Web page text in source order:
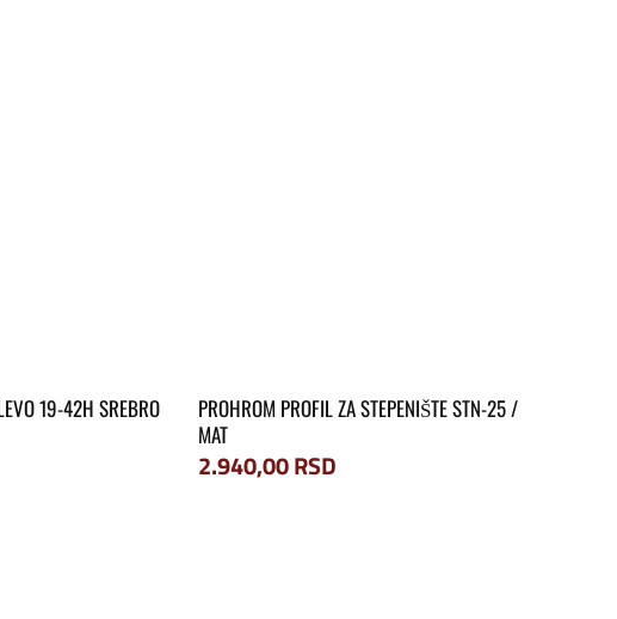
19-42H SREBRO
PROHROM PROFIL ZA STEPENIŠTE STN-25 /
MAT
2.940,00RSD